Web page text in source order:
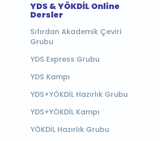
YDS & YÖKDİL Online
Dersler
Sıfırdan Akademik Çeviri
Grubu
YDS Express Grubu
YDS Kampı
YDS+YÖKDİL Hazırlık Grubu
YDS+YÖKDİL Kampı
YÖKDİL Hazırlık Grubu